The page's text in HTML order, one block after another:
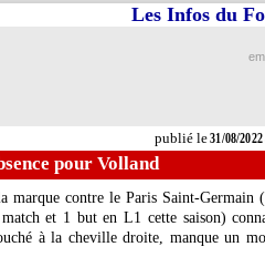
publié le31/08/2022
Les Infos du
pour Volland
marque contre le Paris Saint-Germain
et 1 but en L1 cette saison)
à la cheville droite, manque un